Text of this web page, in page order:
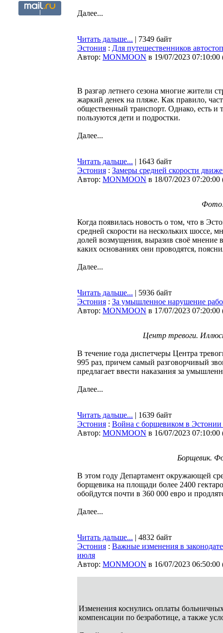
Далее...
Читать дальше... | 7349 байт
Эстония : Для путешественников
Автор: MONMOON в 19/07/2023 07:10:00
В разгар летнего сезона многие жители
жаркий денек на пляже. Как правило,
общественный транспорт. Однако, есть и
пользуются дети и подростки.
Далее...
Читать дальше... | 1643 байт
Эстония : Замеры средней скорости
Автор: MONMOON в 18/07/2023 07:20:00
Когда появилась новость о том, что в
средней скорости на нескольких шоссе,
долей возмущения, выразив своё мнение
каких основаниях они проводятся,
Далее...
Читать дальше... | 5936 байт
Эстония : За умышленное нарушение
Автор: MONMOON в 17/07/2023 07:20:00
Центр тревоги.
В течение года диспетчеры Центра
995 раз, причем самый разговорчивый
предлагает ввести наказания за
Далее...
Читать дальше... | 1639 байт
Эстония : Война с борщевиком в Эстонии
Автор: MONMOON в 16/07/2023 07:10:00
Борщевик.
В этом году Департамент окружающей
борщевика на площади более 2400
обойдутся почти в 360 000 евро и
Далее...
Читать дальше... | 4832 байт
Эстония : Важные изменения в
июля
Автор: MONMOON в 16/07/2023 06:50:00
Изменения коснулись оплаты
компенсации по безработице, а также